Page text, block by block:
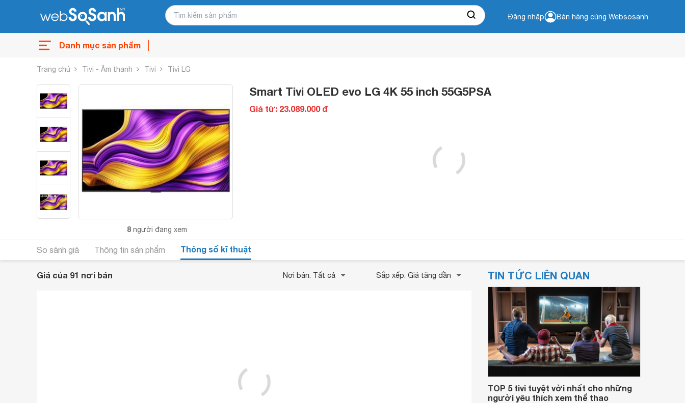
Đăng nhập Bán hàng cùng Websosanh
Danh mục sản phẩm
Trang chủ Tivi - Âm thanh Tivi Tivi LG
8 người đang xem
Smart Tivi OLED evo LG 4K 55 inch 55G5PSA
Giá từ: 23.089.000 đ
So sánh giá Thông tin sản phẩm Thông số kĩ thuật
Giá của 91 nơi bán Nơi bán: Tất cả Sắp xếp: Giá tăng dần TIN TỨC LIÊN QUAN
TOP 5 tivi tuyệt vời nhất cho những
người yêu thích xem thể thao